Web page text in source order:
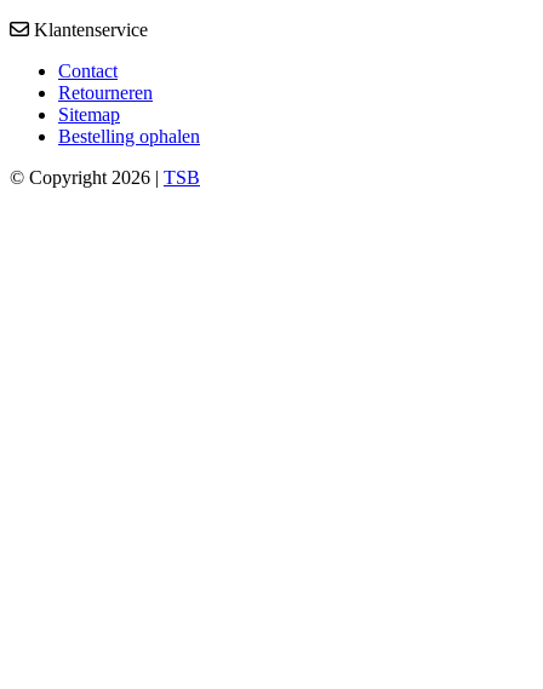
Klantenservice
Contact
Retourneren
Sitemap
Bestelling ophalen
© Copyright 2026 | TSB